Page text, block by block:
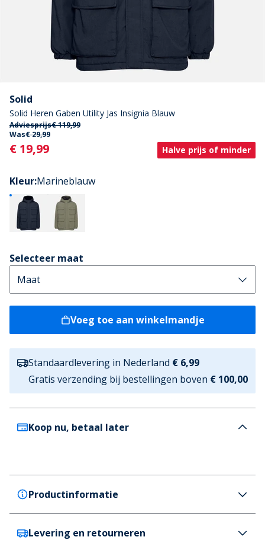
Solid
Solid Heren Gaben Utility Jas Insignia Blauw
Adviesprijs€ 119,99
Was€ 29,99
Current
€ 19,99 Halve prijs of minder
Kleur:Marineblauw
Selecteer maat
Voeg toe aan winkelmandje
Standaardlevering in Nederland € 6,99
Gratis verzending bij bestellingen boven € 100,00
Koop nu, betaal later
Productinformatie
Solid
Levering en retourneren